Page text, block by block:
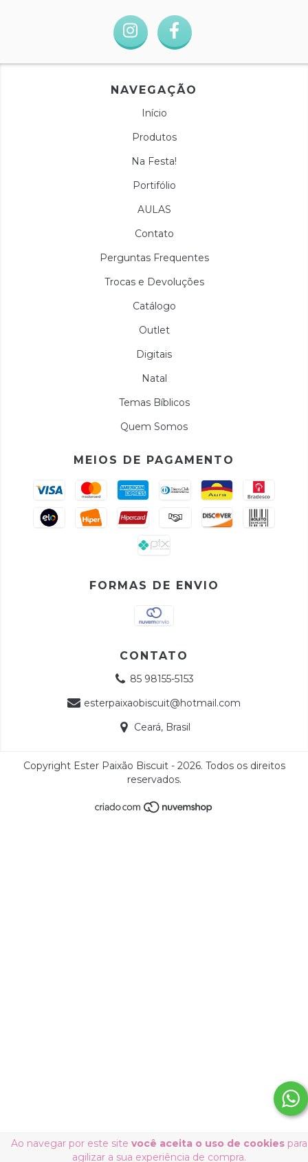
Ao navegar por este site você aceita o uso de cookies para
agilizar a sua experiência de compra.
NAVEGAÇÃO
Início
Produtos
Na Festa!
Portifólio
AULAS
Contato
Perguntas Frequentes
Trocas e Devoluções
Catálogo
Outlet
Digitais
Natal
Temas Bíblicos
Quem Somos
MEIOS DE PAGAMENTO
FORMAS DE ENVIO
CONTATO
85 98155-5153
esterpaixaobiscuit@hotmail.com
Ceará, Brasil
Copyright Ester Paixão Biscuit - 2026. Todos os direitos
reservados.